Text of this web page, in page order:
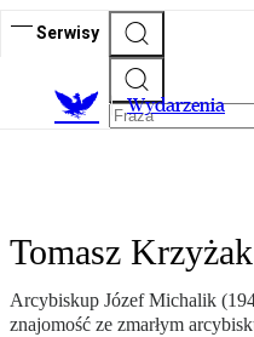
Serwisy
Wydarzenia
Tomasz
Arcybiskup Józef Michalik
znajomość ze zmarłym